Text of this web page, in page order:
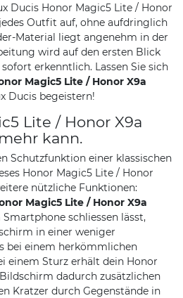
Ducis Honor Magic5 Lite / Honor
Outfit auf, ohne aufdringlich
Material liegt angenehm in der
wird auf den ersten Blick
erkenntlich. Lassen Sie sich
Magic5 Lite / Honor X9a
Ducis begeistern!
Lite / Honor X9a
kann.
Schutzfunktion einer klassischen
Honor Magic5 Lite / Honor
nützliche Funktionen:
Magic5 Lite / Honor X9a
schliessen lässt,
in einer weniger
bei einem herkömmlichen
einem Sturz erhält dein Honor
dadurch zusätzlichen
Kratzer durch Gegenstände in